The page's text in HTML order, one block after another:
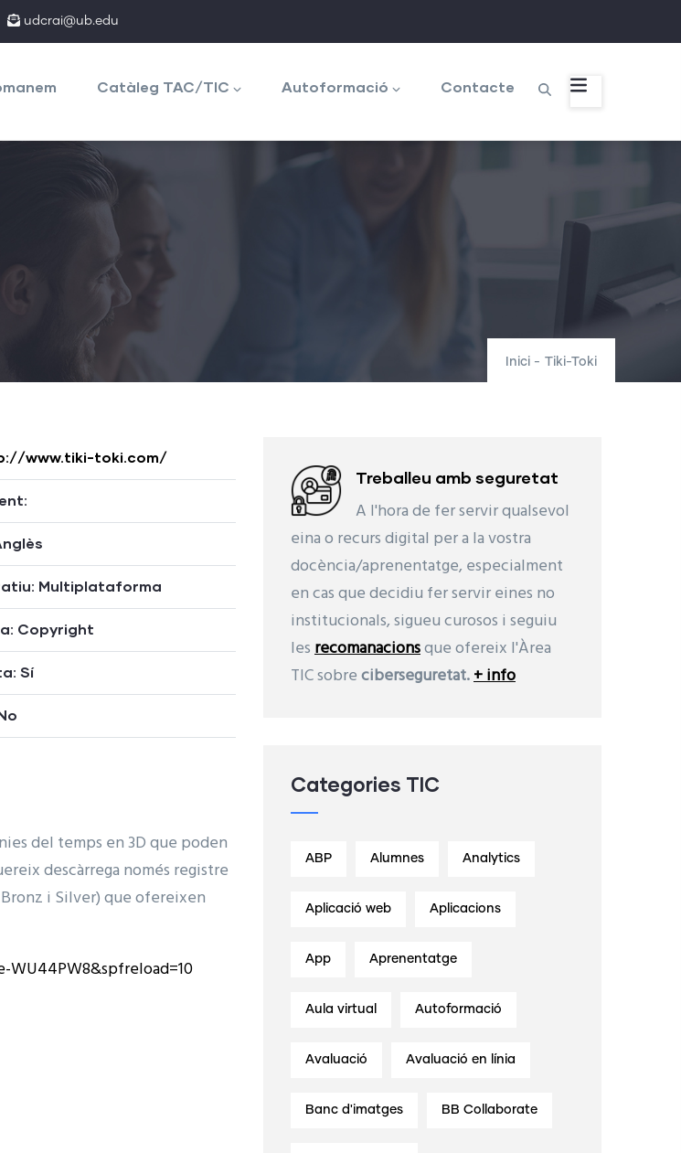
udcrai@ub.edu
Catàleg TAC/TIC Autoformació Contacte
Inici - Tiki-Toki
www.tiki-toki.com/
Multiplataforma
Copyright
Sí
del temps en 3D que poden
descàrrega només registre
i Silver) que ofereixen
Treballeu amb seguretat
A l'hora de fer servir qualsevol
eina o recurs digital per a la vostra
docència/aprenentatge, especialment
en cas que decidiu fer servir eines no
institucionals, sigueu curosos i seguiu
lesrecomanacionsque ofereix l'Àrea
TIC sobreciberseguretat.+ info
Categories TIC
ABP Alumnes Analytics
Aplicació web Aplicacions
App Aprenentatge
Aula virtual Autoformació
Avaluació Avaluació en línia
Banc d'imatges BB Collaborate